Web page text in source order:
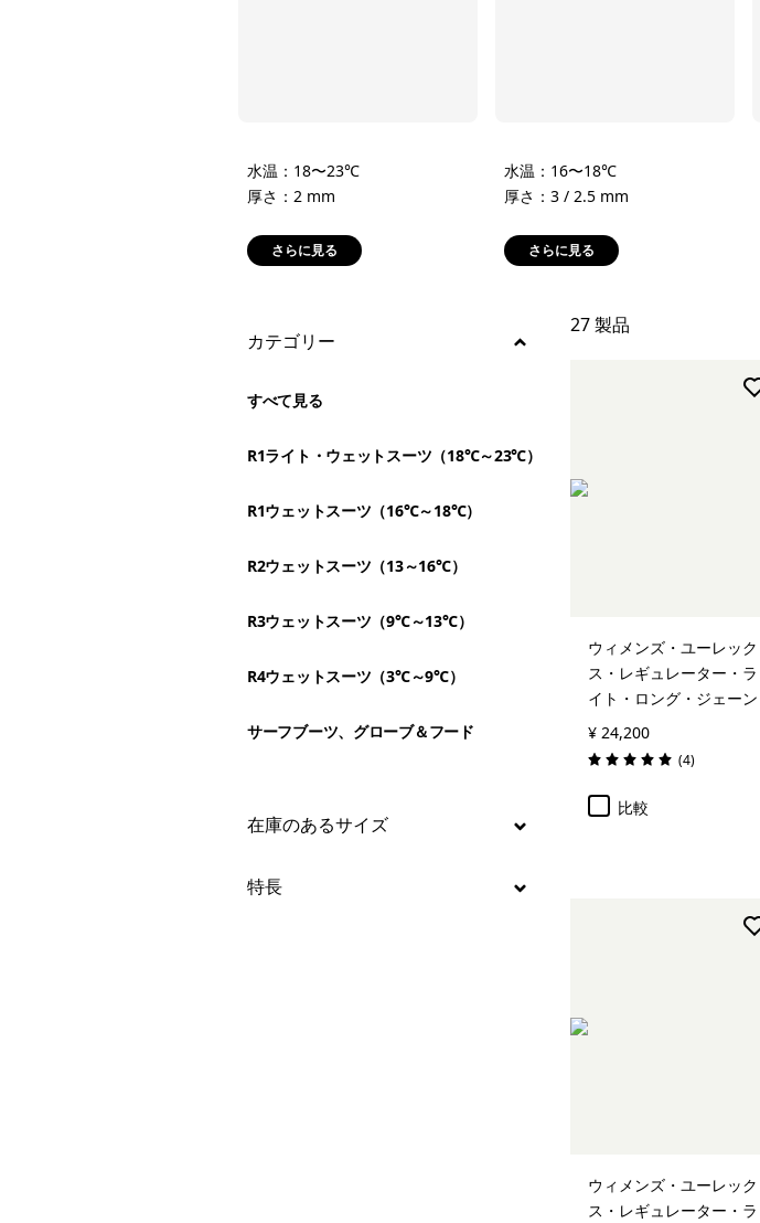
絞り込み
特長
水温：18〜23℃
厚さ：2 mm
さらに見る
水温：16〜18℃
厚さ：3 / 2.5 mm
さらに見る
絞り込み
カテゴリー
すべて見る
R1ライト・ウェットスーツ（18℃～23℃）
R1ウェットスーツ（16℃～18℃）
R2ウェットスーツ（13～16℃）
R3ウェットスーツ（9℃～13℃）
R4ウェットスーツ（3℃～9℃）
サーフブーツ、グローブ＆フード
絞り込み
在庫のあるサイズ
絞り込み
特長
27 製品
ウィメンズ・ユーレック
ス・レギュレーター・ラ
イト・ロング・ジェーン
¥ 24,200
評価: 5.0 / 5 (4レビュー
)
比較
ウィメンズ・ユーレック
ス・レギュレーター・ラ